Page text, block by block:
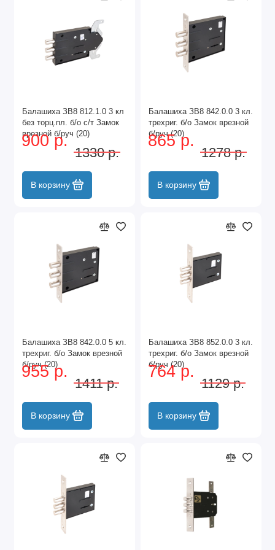
Балашиха ЗВ8 812.1.0 3 кл
без торц.пл. б/о с/т Замок
врезной б/руч (20)
900 р.
1330 р.
В корзину
Балашиха ЗВ8 842.0.0 3 кл.
трехриг. б/о Замок врезной
б/руч (20)
865 р.
1278 р.
В корзину
Балашиха ЗВ8 842.0.0 5 кл.
трехриг. б/о Замок врезной
б/руч (20)
955 р.
1411 р.
В корзину
Балашиха ЗВ8 852.0.0 3 кл.
трехриг. б/о Замок врезной
б/руч (20)
764 р.
1129 р.
В корзину